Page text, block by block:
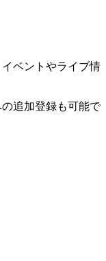
ベントやライブ情
追加登録も可能で